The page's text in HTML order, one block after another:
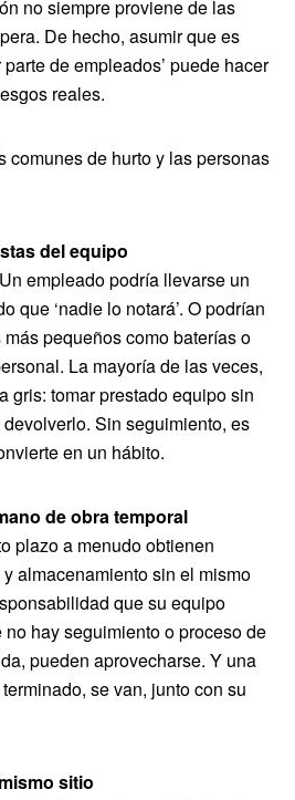
no siempre proviene de las
De hecho, asumir que es
de empleados’ puede hacer
reales.
comunes de hurto y las personas
del equipo
empleado podría llevarse un
que ‘nadie lo notará’. O podrían
pequeños como baterías o
La mayoría de las veces,
gris: tomar prestado equipo sin
Sin seguimiento, es
en un hábito.
de obra temporal
plazo a menudo obtienen
almacenamiento sin el mismo
que su equipo
hay seguimiento o proceso de
pueden aprovecharse. Y una
se van, junto con su
sitio